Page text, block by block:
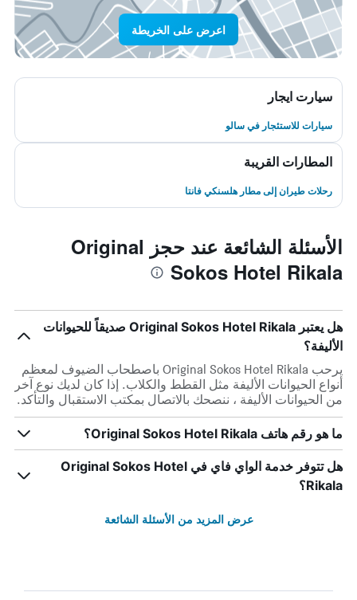
اعرض على الخريطة
سيارت ايجار
سيارات للاستئجار في سالو
المطارات القريبة
رحلات طيران إلى مطار هلسنكي فانتا
الأسئلة الشائعة عند حجز Original
Sokos Hotel Rikala
هل يعتبر Original Sokos Hotel Rikala صديقاً للحيوانات
الأليفة؟
يرحب Original Sokos Hotel Rikala باصطحاب الضيوف لمعظم
أنواع الحيوانات الأليفة مثل القطط والكلاب. إذا كان لديك نوع آخر
من الحيوانات الأليفة ، ننصحك بالاتصال بمكتب الاستقبال والتأكد.
ما هو رقم هاتف Original Sokos Hotel Rikala؟
هل تتوفر خدمة الواي فاي في Original Sokos Hotel
Rikala؟
عرض المزيد من الأسئلة الشائعة